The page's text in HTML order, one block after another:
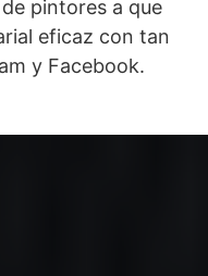
pintores a que
eficaz con tan
y Facebook.